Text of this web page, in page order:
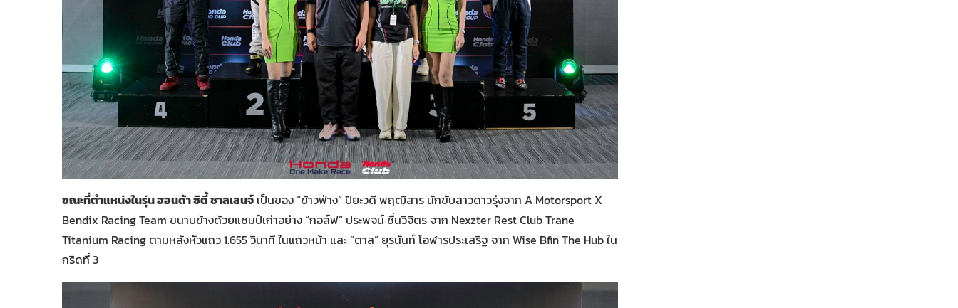
ขณะที่ตำแหน่งในรุ่น ฮอนด้า ซิตี้ ชาลเลนจ์ เป็นของ “ข้าวฟ่าง” ปิยะวดี พฤฒิสาร นักขับสาวดาวรุ่งจาก A Motorsport X
Bendix Racing Team ขนาบข้างด้วยแชมป์เก่าอย่าง “กอล์ฟ” ประพจน์ ชื่นวิจิตร จาก Nexzter Rest Club Trane
Titanium Racing ตามหลังหัวแถว 1.655 วินาที ในแถวหน้า และ “ตาล” ยุรนันท์ โอฬารประเสริฐ จาก Wise Bfin The Hub ใน
กริดที่ 3